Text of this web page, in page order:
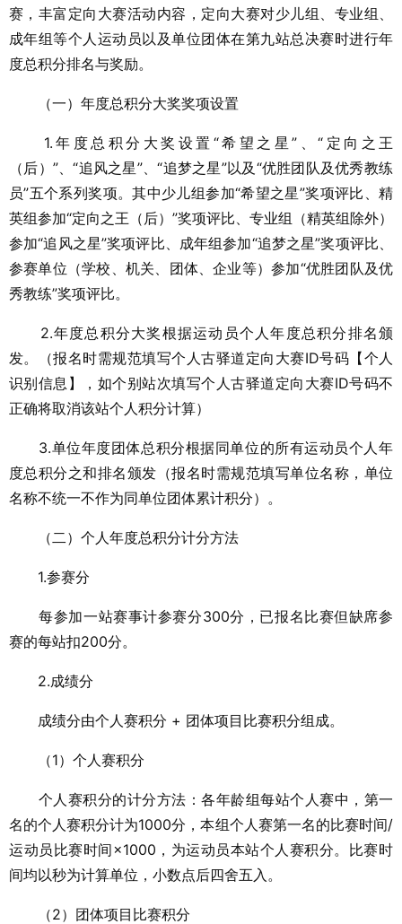
赛，丰富定向大赛活动内容，定向大赛对少儿组、专业组、
成年组等个人运动员以及单位团体在第九站总决赛时进行年
度总积分排名与奖励。
（一）年度总积分大奖奖项设置
1.年度总积分大奖设置“希望之星”、“定向之王
（后）”、“追风之星”、“追梦之星”以及“优胜团队及优秀教练
员”五个系列奖项。其中少儿组参加“希望之星”奖项评比、精
英组参加“定向之王（后）”奖项评比、专业组（精英组除外）
参加“追风之星”奖项评比、成年组参加“追梦之星”奖项评比、
参赛单位（学校、机关、团体、企业等）参加“优胜团队及优
秀教练”奖项评比。
2.年度总积分大奖根据运动员个人年度总积分排名颁
发。（报名时需规范填写个人古驿道定向大赛ID号码【个人
识别信息】，如个别站次填写个人古驿道定向大赛ID号码不
正确将取消该站个人积分计算）
3.单位年度团体总积分根据同单位的所有运动员个人年
度总积分之和排名颁发（报名时需规范填写单位名称，单位
名称不统一不作为同单位团体累计积分）。
（二）个人年度总积分计分方法
1.参赛分
每参加一站赛事计参赛分300分，已报名比赛但缺席参
赛的每站扣200分。
2.成绩分
成绩分由个人赛积分 + 团体项目比赛积分组成。
（1）个人赛积分
个人赛积分的计分方法：各年龄组每站个人赛中，第一
名的个人赛积分计为1000分，本组个人赛第一名的比赛时间/
运动员比赛时间×1000，为运动员本站个人赛积分。比赛时
间均以秒为计算单位，小数点后四舍五入。
（2）团体项目比赛积分